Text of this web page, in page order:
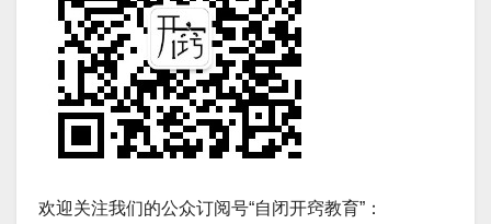
欢迎关注我们的公众订阅号“自闭开窍教育”：